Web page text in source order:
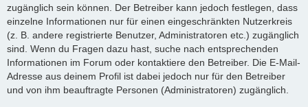
zugänglich sein können. Der Betreiber kann jedoch festlegen, dass
einzelne Informationen nur für einen eingeschränkten Nutzerkreis
(z. B. andere registrierte Benutzer, Administratoren etc.) zugänglich
sind. Wenn du Fragen dazu hast, suche nach entsprechenden
Informationen im Forum oder kontaktiere den Betreiber. Die E-Mail-
Adresse aus deinem Profil ist dabei jedoch nur für den Betreiber
und von ihm beauftragte Personen (Administratoren) zugänglich.